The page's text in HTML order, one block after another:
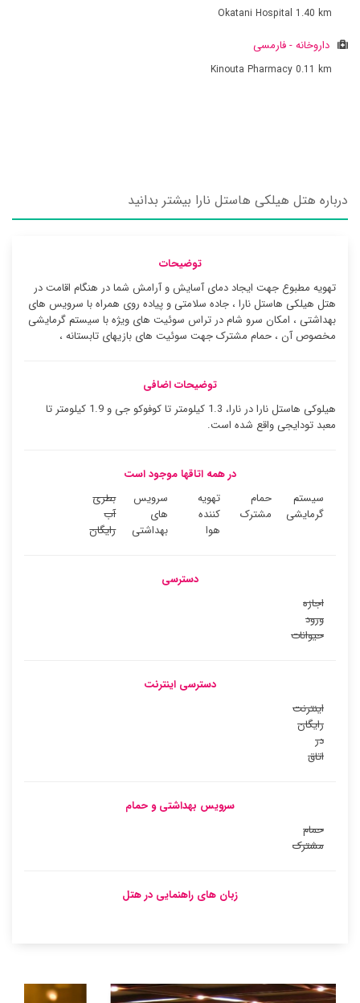
Okatani Hospital 1.40 km
داروخانه - فارمسی
Kinouta Pharmacy 0.11 km
درباره هتل هیلکی هاستل نارا بیشتر بدانید
توضیحات
تهویه مطبوع جهت ایجاد دمای آسایش و آرامش شما در هنگام اقامت در
هتل هیلکی هاستل نارا ، جاده سلامتی و پیاده روی همراه با سرویس های
بهداشتی ، امکان سرو شام در تراس سوئیت ‌های ویژه با سیستم گرمایشی
مخصوص آن ، حمام مشترک جهت سوئیت ‌های بازیهای تابستانه ،
توضیحات اضافی
هیلوکی هاستل نارا در نارا، 1.3 کیلومتر تا کوفوکو جی و 1.9 کیلومتر تا
معبد تودایجی واقع شده است.
در همه اتاقها موجود است
سیستم
گرمایشی
حمام
مشترک
تهویه
کننده
هوا
سرویس
های
بهداشتی
بطری
آب
رایگان
دسترسی
اجازه
ورود
حیوانات
دسترسی اینترنت
اینترنت
رایگان
در
اتاق
سرویس بهداشتی و حمام
حمام
مشترک
زبان های راهنمایی در هتل